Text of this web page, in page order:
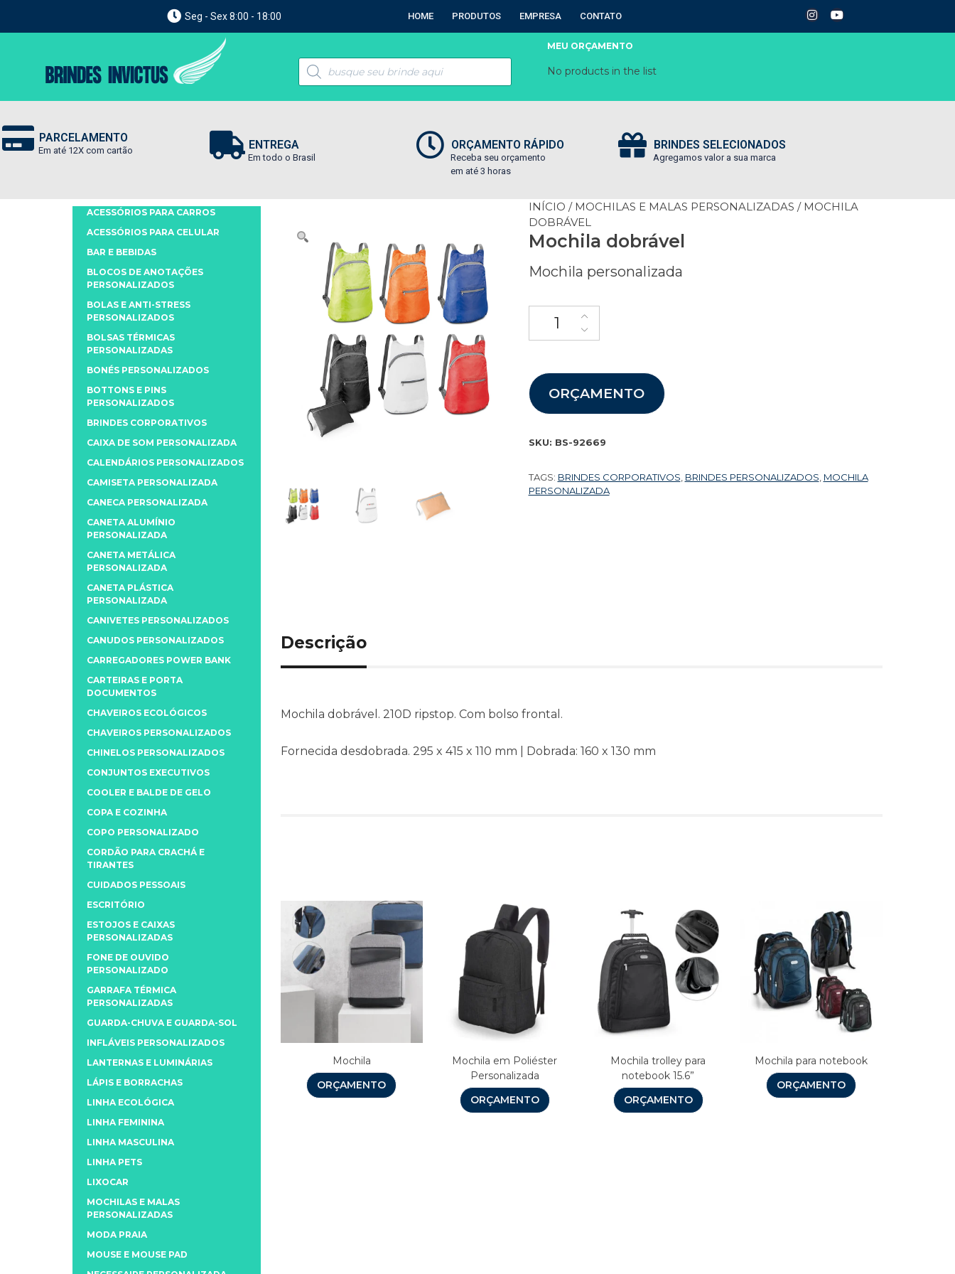
Seg - Sex 8:00 - 18:00 HOME PRODUTOS EMPRESA CONTATO
MEU ORÇAMENTO
No products in the list
PARCELAMENTO
Em até 12X com cartão ENTREGA
Em todo o Brasil
ORÇAMENTO RÁPIDO
Receba seu orçamento
em até 3 horas
BRINDES SELECIONADOS
Agregamos valor a sua marca
INÍCIO / MOCHILAS E MALAS PERSONALIZADAS / MOCHILA
DOBRÁVEL
Mochila dobrável
Mochila personalizada
ORÇAMENTO
SKU: BS-92669
TAGS: BRINDES CORPORATIVOS BRINDES PERSONALIZADOS MOCHILA
PERSONALIZADA
Descrição
Mochila dobrável. 210D ripstop. Com bolso frontal.
Fornecida desdobrada. 295 x 415 x 110 mm | Dobrada: 160 x 130 mm
Mochila
ORÇAMENTO
Mochila em Poliéster
Personalizada
ORÇAMENTO
Mochila trolley para
notebook 15.6”
ORÇAMENTO
Mochila para notebook
ORÇAMENTO
ACESSÓRIOS PARA CARROS
ACESSÓRIOS PARA CELULAR
BAR E BEBIDAS
BLOCOS DE ANOTAÇÕES
PERSONALIZADOS
BOLAS E ANTI-STRESS
PERSONALIZADOS
BOLSAS TÉRMICAS
PERSONALIZADAS
BONÉS PERSONALIZADOS
BOTTONS E PINS
PERSONALIZADOS
BRINDES CORPORATIVOS
CAIXA DE SOM PERSONALIZADA
CALENDÁRIOS PERSONALIZADOS
CAMISETA PERSONALIZADA
CANECA PERSONALIZADA
CANETA ALUMÍNIO
PERSONALIZADA
CANETA METÁLICA
PERSONALIZADA
CANETA PLÁSTICA
PERSONALIZADA
CANIVETES PERSONALIZADOS
CANUDOS PERSONALIZADOS
CARREGADORES POWER BANK
CARTEIRAS E PORTA
DOCUMENTOS
CHAVEIROS ECOLÓGICOS
CHAVEIROS PERSONALIZADOS
CHINELOS PERSONALIZADOS
CONJUNTOS EXECUTIVOS
COOLER E BALDE DE GELO
COPA E COZINHA
COPO PERSONALIZADO
CORDÃO PARA CRACHÁ E
TIRANTES
CUIDADOS PESSOAIS
ESCRITÓRIO
ESTOJOS E CAIXAS
PERSONALIZADAS
FONE DE OUVIDO
PERSONALIZADO
GARRAFA TÉRMICA
PERSONALIZADAS
GUARDA-CHUVA E GUARDA-SOL
INFLÁVEIS PERSONALIZADOS
LANTERNAS E LUMINÁRIAS
LÁPIS E BORRACHAS
LINHA ECOLÓGICA
LINHA FEMININA
LINHA MASCULINA
LINHA PETS
LIXOCAR
MOCHILAS E MALAS
PERSONALIZADAS
MODA PRAIA
MOUSE E MOUSE PAD